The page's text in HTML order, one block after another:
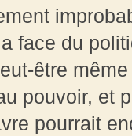
face du
être
pouvoir, et
pourrait